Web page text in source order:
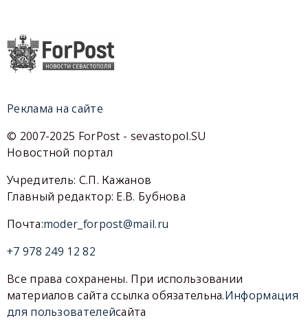
Реклама на сайте
© 2007-2025 ForPost - sevastopol.SU
Новостной портал
Учредитель: С.П. Кажанов
Главный редактор: Е.В. Бубнова
Почта:moder_forpost@mail.ru
+7 978 249 12 82
Все права сохранены. При использовании
материалов сайта ссылка обязательна.Информация
для пользователейсайта